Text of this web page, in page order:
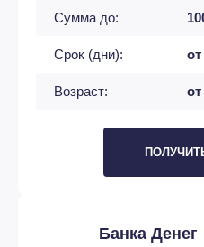
Сумма до:
Срок (дни):
Возраст:
Банка Денег